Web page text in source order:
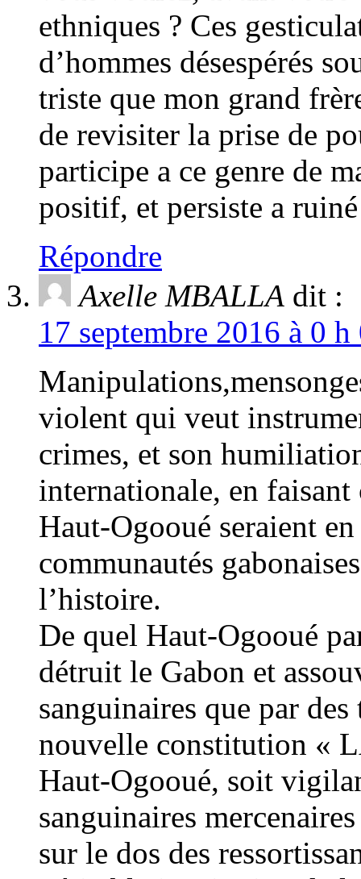
ethniques ? Ces
d’hommes désespérés
triste que mon grand
de revisiter la prise de
participe a ce genre de
positif, et persiste a
Répondre
Axelle MBALLA dit :
17 septembre 2016 à 0
violent qui veut
crimes, et son
internationale, en
Haut-Ogooué seraient
communautés
l’histoire.
De quel Haut-Ogooué
détruit le Gabon et
sanguinaires que par des
nouvelle constitution «
Haut-Ogooué, soit
sanguinaires
sur le dos des